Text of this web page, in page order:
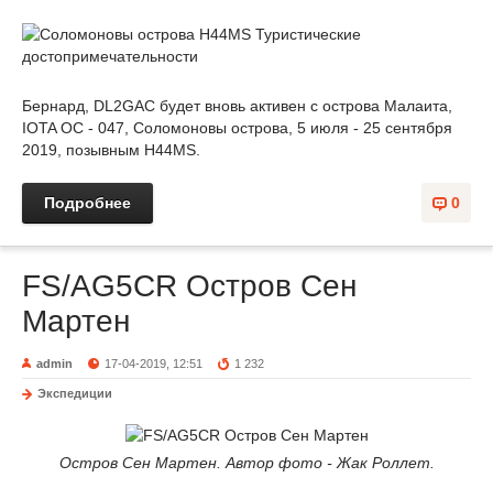
Бернард, DL2GAC будет вновь активен с острова Малаита,
IOTA OC - 047, Соломоновы острова, 5 июля - 25 сентября
2019, позывным H44MS.
0
Подробнее
FS/AG5CR Остров Сен
Мартен
admin 17-04-2019, 12:51 1 232
Экспедиции
Остров Сен Мартен. Автор фото - Жак Роллет.